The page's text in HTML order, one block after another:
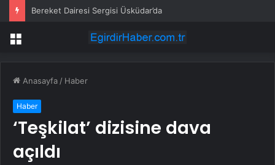
Bereket Dairesi Sergisi Üsküdar’da
Menü
Anasayfa / Haber
Haber
‘Teşkilat’ dizisine dava
açıldı